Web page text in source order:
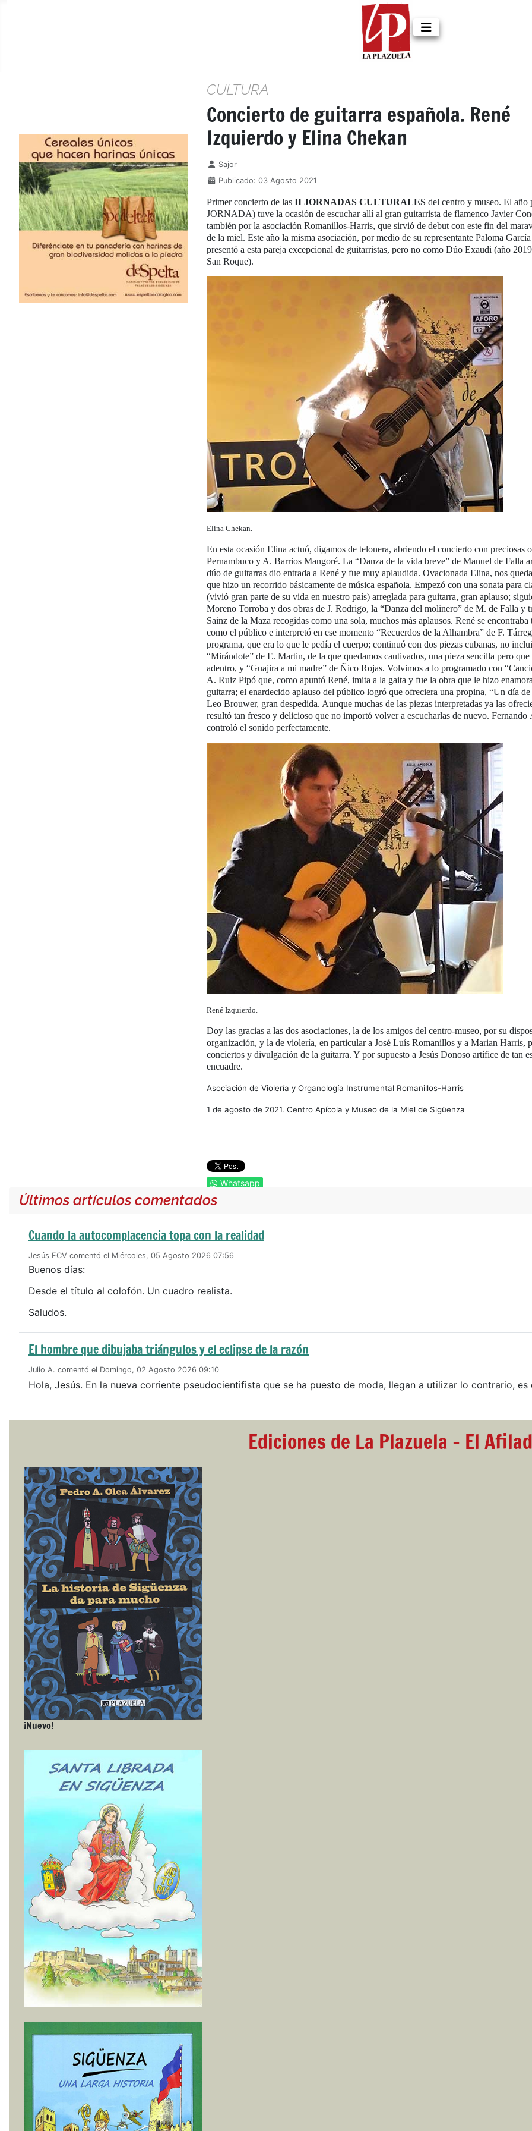
Últimos artículos comentados
Cuando la autocomplacencia topa con la realidad
Jesús FCV comentó el Miércoles, 05 Agosto 2026 07:56
Buenos días:
Desde el título al colofón. Un cuadro realista.
Saludos.
El hombre que dibujaba triángulos y el eclipse de la razón
Julio A. comentó el Domingo, 02 Agosto 2026 09:10
Hola, Jesús. En la nueva corriente pseudocientifista que se ha puesto de moda, llegan a utilizar lo contrario,
CULTURA
Concierto de guitarra española. René
Izquierdo y Elina Chekan
Detalles
Sajor
Publicado: 03 Agosto 2021
Primer concierto de las II JORNADAS CULTURALES del centro y museo. El año
JORNADA) tuve la ocasión de escuchar allí al gran guitarrista de flamenco Javier
también por la asociación Romanillos-Harris, que sirvió de debut con este fin del
de la miel. Este año la misma asociación, por medio de su representante Paloma
presentó a esta pareja excepcional de guitarristas, pero no como Dúo Exaudi (año
San Roque).
Elina Chekan.
En esta ocasión Elina actuó, digamos de telonera, abriendo el concierto con preciosas
Pernambuco y A. Barrios Mangoré. La “Danza de la vida breve” de Manuel de Falla
dúo de guitarras dio entrada a René y fue muy aplaudida. Ovacionada Elina, nos
que hizo un recorrido básicamente de música española. Empezó con una sonata para
(vivió gran parte de su vida en nuestro país) arreglada para guitarra, gran aplauso;
Moreno Torroba y dos obras de J. Rodrigo, la “Danza del molinero” de M. de Falla y
Sainz de la Maza recogidas como una sola, muchos más aplausos. René se encontraba
como el público e interpretó en ese momento “Recuerdos de la Alhambra” de F.
programa, que era lo que le pedía el cuerpo; continuó con dos piezas cubanas, no
“Mirándote” de E. Martin, de la que quedamos cautivados, una pieza sencilla pero
adentro, y “Guajira a mi madre” de Ñico Rojas. Volvimos a lo programado con
A. Ruiz Pipó que, como apuntó René, imita a la gaita y fue la obra que le hizo
guitarra; el enardecido aplauso del público logró que ofreciera una propina, “Un día
Leo Brouwer, gran despedida. Aunque muchas de las piezas interpretadas ya las
resultó tan fresco y delicioso que no importó volver a escucharlas de nuevo. Fernando
controló el sonido perfectamente.
René Izquierdo.
Doy las gracias a las dos asociaciones, la de los amigos del centro-museo, por su
organización, y la de violería, en particular a José Luís Romanillos y a Marian Harris,
conciertos y divulgación de la guitarra. Y por supuesto a Jesús Donoso artífice de tan
encuadre.
Asociación de Violería y Organología Instrumental Romanillos-Harris
1 de agosto de 2021. Centro Apícola y Museo de la Miel de Sigüenza
Whatsapp
Ediciones de La Plazuela - El
¡Nuevo!